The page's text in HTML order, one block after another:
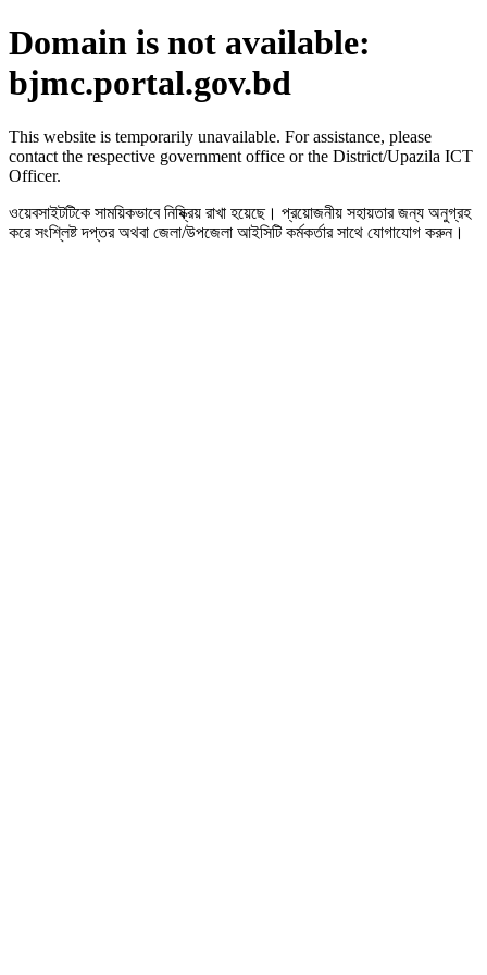
Domain is not available:
bjmc.portal.gov.bd
This website is temporarily unavailable. For assistance, please
contact the respective government office or the District/Upazila ICT
Officer.
ওয়েবসাইটটিকে সাময়িকভাবে নিষ্ক্রিয় রাখা হয়েছে। প্রয়োজনীয় সহায়তার জন্য অনুগ্রহ
করে সংশ্লিষ্ট দপ্তর অথবা জেলা/উপজেলা আইসিটি কর্মকর্তার সাথে যোগাযোগ করুন।